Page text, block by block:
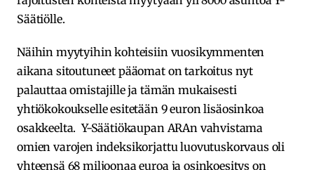
Säätiölle.
Näihin myytyihin kohteisiin vuosikymmenten
aikana sitoutuneet pääomat on tarkoitus nyt
palauttaa omistajille ja tämän mukaisesti
yhtiökokoukselle esitetään 9 euron lisäosinkoa
osakkeelta. Y-Säätiökaupan ARAn vahvistama
omien varojen indeksikorjattu luovutuskorvaus oli
yhteensä 68 miljoonaa euroa ja osinkoesitys on